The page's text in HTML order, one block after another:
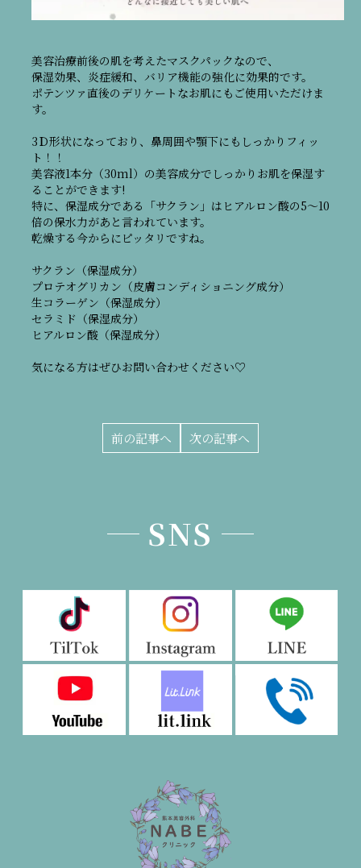
美容治療前後の肌を考えたマスクパックなので、
保湿効果、炎症緩和、バリア機能の強化に効果的です。
ポテンツァ直後のデリケートなお肌にもご使用いただけま
す。
3Ｄ形状になっており、鼻周囲や顎下にもしっかりフィッ
ト！！
美容液1本分（30ml）の美容成分でしっかりお肌を保湿す
ることができます!
特に、保湿成分である「サクラン」はヒアルロン酸の5〜10
倍の保水力があと言われています。
乾燥する今からにピッタリですね。
サクラン（保湿成分）
プロテオグリカン（皮膚コンディショニング成分）
生コラーゲン（保湿成分）
セラミド（保湿成分）
ヒアルロン酸（保湿成分）
気になる方はぜひお問い合わせください♡
前の記事へ 次の記事へ
SNS